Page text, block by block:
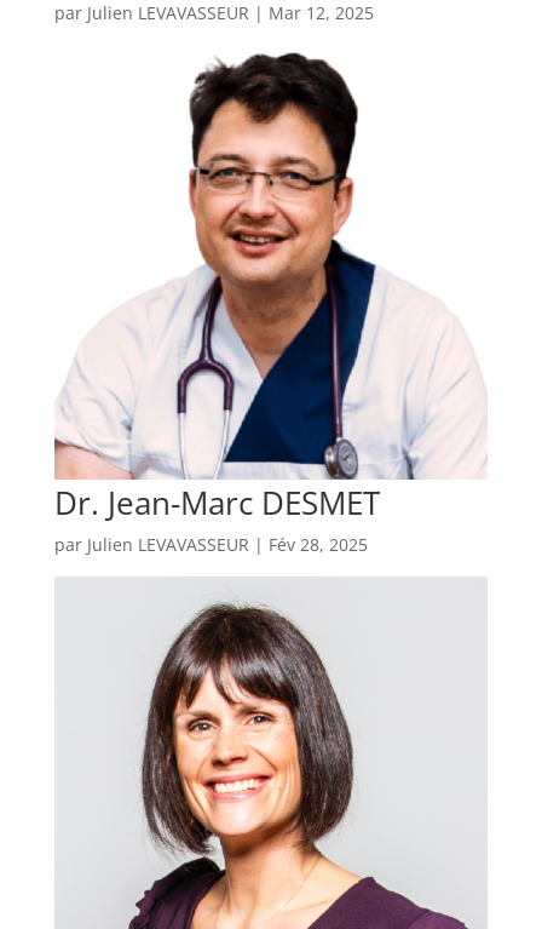
par Julien LEVAVASSEUR | Mar 12, 2025
Dr. Jean-Marc DESMET
par Julien LEVAVASSEUR | Fév 28, 2025